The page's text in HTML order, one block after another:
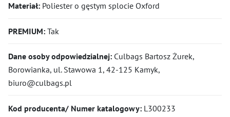
Materiał: Poliester o gęstym splocie Oxford
PREMIUM: Tak
Dane osoby odpowiedzialnej: Culbags Bartosz Żurek,
Borowianka, ul. Stawowa 1, 42-125 Kamyk,
biuro@culbags.pl
Kod producenta/ Numer katalogowy: L300233